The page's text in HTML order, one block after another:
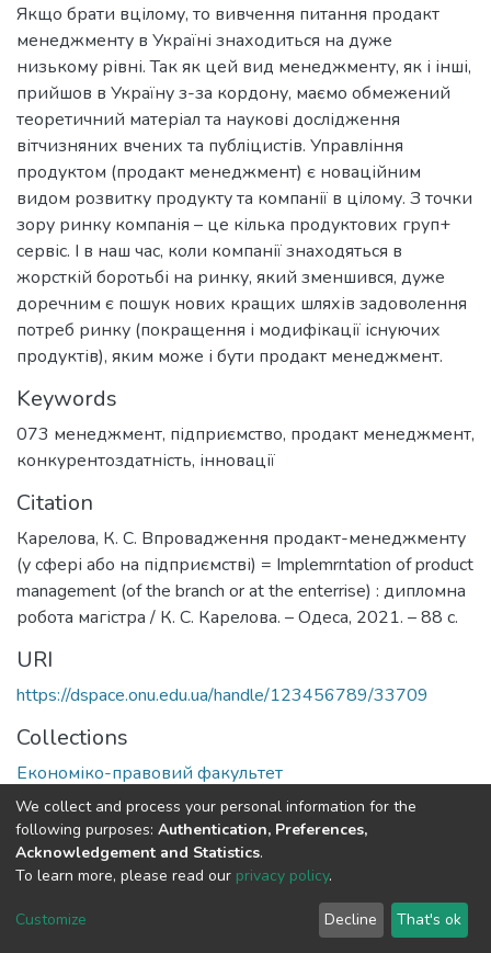
Якщо брати вцілому, то вивчення питання продакт
менеджменту в Україні знаходиться на дуже
низькому рівні. Так як цей вид менеджменту, як і інші,
прийшов в Україну з-за кордону, маємо обмежений
теоретичний матеріал та наукові дослідження
вітчизняних вчених та публіцистів. Управління
продуктом (продакт менеджмент) є новаційним
видом розвитку продукту та компанії в цілому. З точки
зору ринку компанія – це кілька продуктових груп+
сервіс. І в наш час, коли компанії знаходяться в
жорсткій боротьбі на ринку, який зменшився, дуже
доречним є пошук нових кращих шляхів задоволення
потреб ринку (покращення і модифікації існуючих
продуктів), яким може і бути продакт менеджмент.
Keywords
073 менеджмент, підприємство, продакт менеджмент,
конкурентоздатність, інновації
Citation
Карелова, К. С. Впровадження продакт-менеджменту
(у сфері або на підприємстві) = Implemrntation of product
management (of the branch or at the enterrise) : дипломна
робота магістра / К. С. Карелова. – Одеса, 2021. – 88 с.
URI
https://dspace.onu.edu.ua/handle/123456789/33709
Collections
Економіко-правовий факультет
Full item page
DSpace software copyright © 2009-2026
Cookie
End User
Agreement
Send
Feedback
We collect and process your personal information for the
following purposes: Authentication, Preferences,
Acknowledgement and Statistics.
To learn more, please read our privacy policy.
Customize Decline That's ok